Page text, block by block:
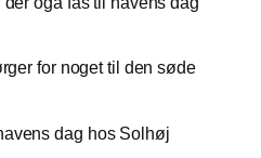
for noget til den søde